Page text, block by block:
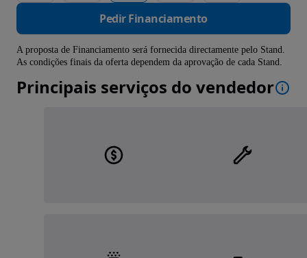
Pedir Financiamento
A proposta de Financiamento será fornecida directamente pelo Stand.
As condições finais da oferta dependem da aprovação de cada Stand.
Principais serviços do vendedor